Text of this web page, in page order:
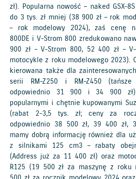
zł). Popularna nowość – naked GSX-
do 3 tys. zł mniej (38 900 zł – rok
– rok modelowy 2024), zaś cenę
800DE i V-Strom 800 zredukowano
900 zł – V-Strom 800, 52 400 zł –
motocykle z roku modelowego 2023).
kierowana także dla
serii RM-Z250 i RM-Z450
odpowiednio 31 900 i 34 900 zł)
popularnymi i chętnie kupowanymi
(rabat 2-3,5 tys. zł; ceny za
odpowiednio 38 500 zł, 39 400 zł,
mamy dobrą informację również dla
z silnikami 125 cm3 – rabaty
(Address już za 11 400 zł) oraz
R125 (19 500 zł za maszynę z roku